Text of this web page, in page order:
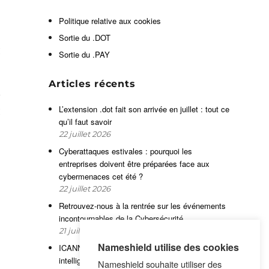
Politique relative aux cookies
Sortie du .DOT
Sortie du .PAY
Articles récents
L’extension .dot fait son arrivée en juillet : tout ce
qu’il faut savoir
22 juillet 2026
Cyberattaques estivales : pourquoi les
entreprises doivent être préparées face aux
cybermenaces cet été ?
22 juillet 2026
Retrouvez-nous à la rentrée sur les événements
incontournables de la Cybersécurité
21 juillet 2026
ICANN86 : Nouveau round ICANN ouvert,
intelligence artificielle et abus du DNS
Nameshield utilise des cookies
Nameshield souhaite utiliser des